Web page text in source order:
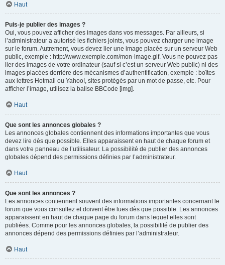
Haut
Puis-je publier des images ?
Oui, vous pouvez afficher des images dans vos messages. Par ailleurs, si
l’administrateur a autorisé les fichiers joints, vous pouvez charger une image
sur le forum. Autrement, vous devez lier une image placée sur un serveur Web
public, exemple : http://www.exemple.com/mon-image.gif. Vous ne pouvez pas
lier des images de votre ordinateur (sauf si c’est un serveur Web public) ni des
images placées derrière des mécanismes d’authentification, exemple : boîtes
aux lettres Hotmail ou Yahoo!, sites protégés par un mot de passe, etc. Pour
afficher l’image, utilisez la balise BBCode [img].
Haut
Que sont les annonces globales ?
Les annonces globales contiennent des informations importantes que vous
devez lire dès que possible. Elles apparaissent en haut de chaque forum et
dans votre panneau de l’utilisateur. La possibilité de publier des annonces
globales dépend des permissions définies par l’administrateur.
Haut
Que sont les annonces ?
Les annonces contiennent souvent des informations importantes concernant le
forum que vous consultez et doivent être lues dès que possible. Les annonces
apparaissent en haut de chaque page du forum dans lequel elles sont
publiées. Comme pour les annonces globales, la possibilité de publier des
annonces dépend des permissions définies par l’administrateur.
Haut